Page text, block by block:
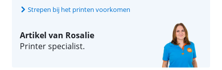
Strepen bij het printen voorkomen
Artikel van Rosalie
Printer specialist.